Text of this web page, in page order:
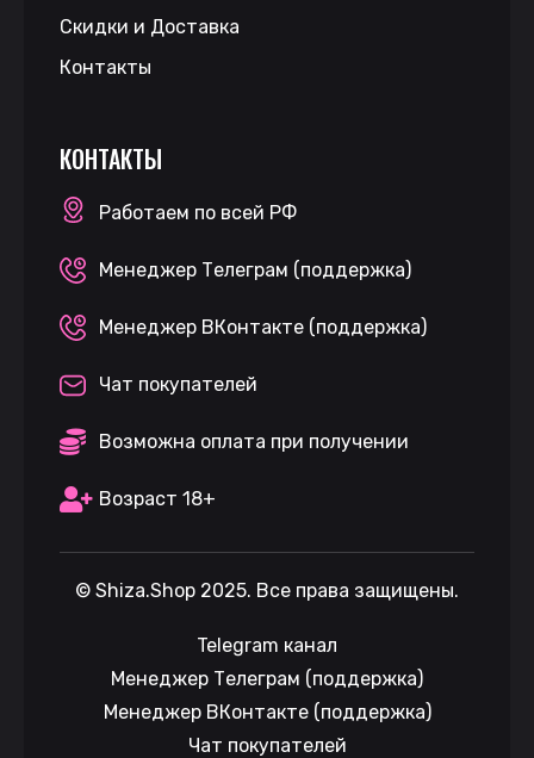
Скидки и Доставка
Контакты
КОНТАКТЫ
Работаем по всей РФ
Менеджер Телеграм (поддержка)
Менеджер ВКонтакте (поддержка)
Чат покупателей
Возможна оплата при получении
Возраст 18+
© Shiza.Shop 2025. Все права защищены.
Telegram канал
Менеджер Телеграм (поддержка)
Менеджер ВКонтакте (поддержка)
Чат покупателей